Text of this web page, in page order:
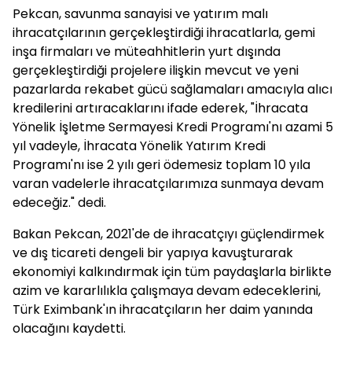
Pekcan, savunma sanayisi ve yatırım malı
ihracatçılarının gerçekleştirdiği ihracatlarla, gemi
inşa firmaları ve müteahhitlerin yurt dışında
gerçekleştirdiği projelere ilişkin mevcut ve yeni
pazarlarda rekabet gücü sağlamaları amacıyla alıcı
kredilerini artıracaklarını ifade ederek, "İhracata
Yönelik İşletme Sermayesi Kredi Programı'nı azami 5
yıl vadeyle, İhracata Yönelik Yatırım Kredi
Programı'nı ise 2 yılı geri ödemesiz toplam 10 yıla
varan vadelerle ihracatçılarımıza sunmaya devam
edeceğiz." dedi.
Bakan Pekcan, 2021'de de ihracatçıyı güçlendirmek
ve dış ticareti dengeli bir yapıya kavuşturarak
ekonomiyi kalkındırmak için tüm paydaşlarla birlikte
azim ve kararlılıkla çalışmaya devam edeceklerini,
Türk Eximbank'ın ihracatçıların her daim yanında
olacağını kaydetti.